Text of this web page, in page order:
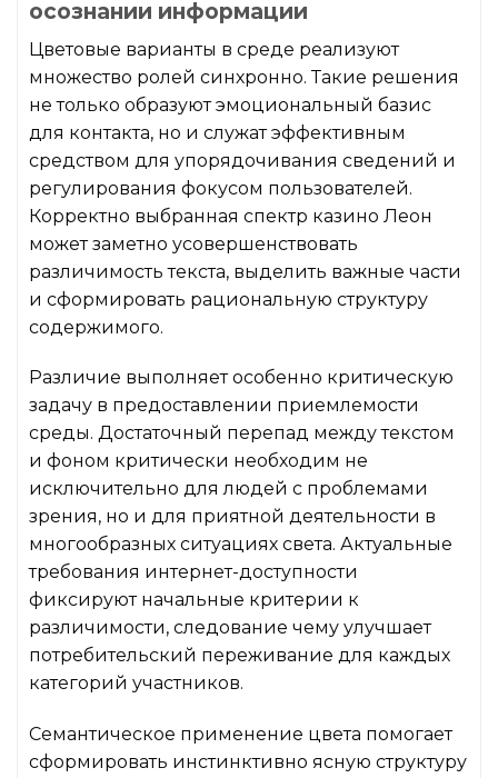
осознании информации
Цветовые варианты в среде реализуют
множество ролей синхронно. Такие решения
не только образуют эмоциональный базис
для контакта, но и служат эффективным
средством для упорядочивания сведений и
регулирования фокусом пользователей.
Корректно выбранная спектр казино Леон
может заметно усовершенствовать
различимость текста, выделить важные части
и сформировать рациональную структуру
содержимого.
Различие выполняет особенно критическую
задачу в предоставлении приемлемости
среды. Достаточный перепад между текстом
и фоном критически необходим не
исключительно для людей с проблемами
зрения, но и для приятной деятельности в
многообразных ситуациях света. Актуальные
требования интернет-доступности
фиксируют начальные критерии к
различимости, следование чему улучшает
потребительский переживание для каждых
категорий участников.
Семантическое применение цвета помогает
сформировать инстинктивно ясную структуру